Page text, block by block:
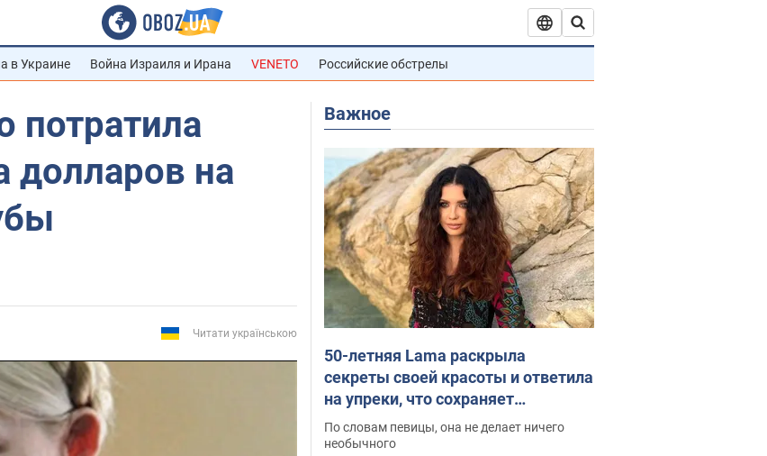
в Украине Война Израиля и Ирана VENETO Российские обстрелы
потратила
долларов на
Читати українською
Важное
50-летняя Lama раскрыла
секреты своей красоты и ответила
на упреки, что сохраняет
молодость, ведь у нее нет детей
По словам певицы, она не делает ничего
необычного